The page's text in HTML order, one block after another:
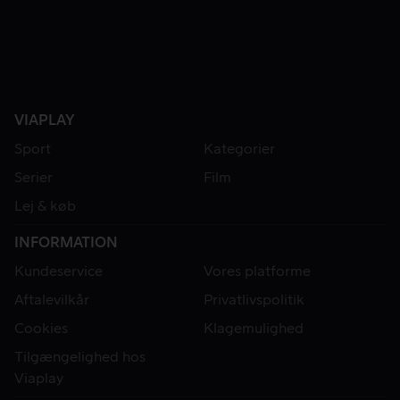
VIAPLAY
Sport
Kategorier
Serier
Film
Lej & køb
INFORMATION
Kundeservice
Vores platforme
Aftalevilkår
Privatlivspolitik
Cookies
Klagemulighed
Tilgængelighed hos
Viaplay